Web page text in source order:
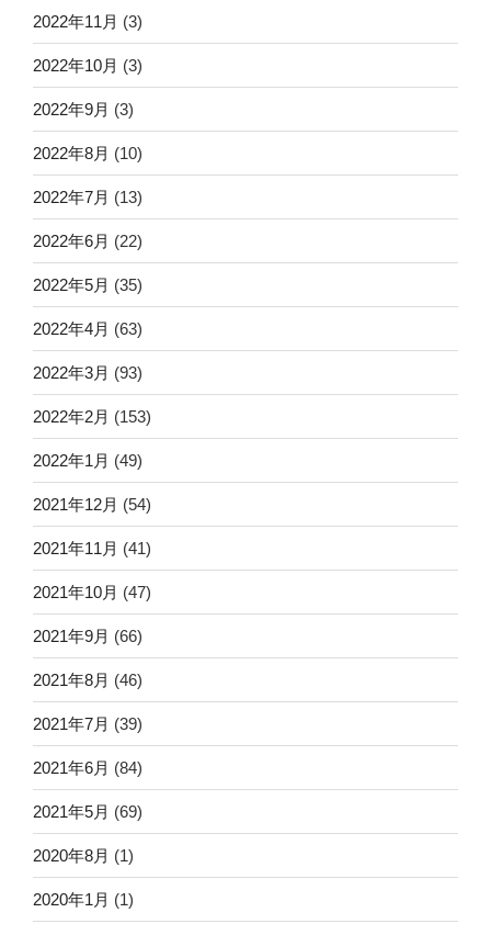
2022年11月 (3)
2022年10月 (3)
2022年9月 (3)
2022年8月 (10)
2022年7月 (13)
2022年6月 (22)
2022年5月 (35)
2022年4月 (63)
2022年3月 (93)
2022年2月 (153)
2022年1月 (49)
2021年12月 (54)
2021年11月 (41)
2021年10月 (47)
2021年9月 (66)
2021年8月 (46)
2021年7月 (39)
2021年6月 (84)
2021年5月 (69)
2020年8月 (1)
2020年1月 (1)